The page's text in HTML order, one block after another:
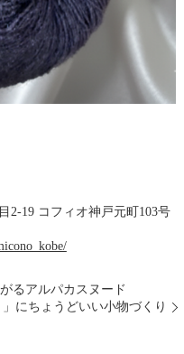
2-19 コフィオ神戸元町103号
るアルパカスヌード
にちょうどいい小物づくり